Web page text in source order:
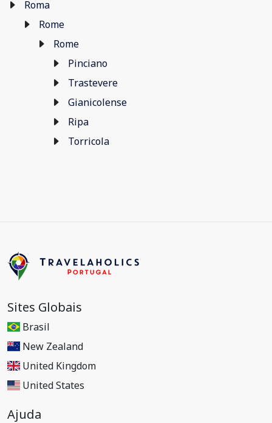
Roma
Rome
Rome
Pinciano
Trastevere
Gianicolense
Ripa
Torricola
Sites Globais
Brasil
New Zealand
United Kingdom
United States
Ajuda